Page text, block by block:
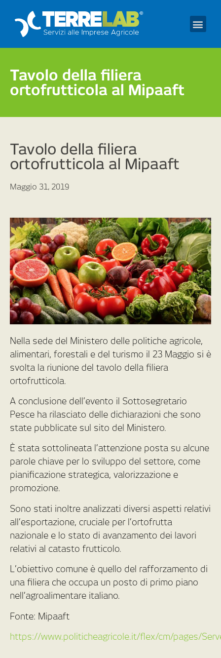
Tavolo della filiera
ortofrutticola al Mipaaft
Tavolo della filiera
ortofrutticola al Mipaaft
Maggio 31, 2019
Nella sede del Ministero delle politiche agricole,
alimentari, forestali e del turismo il 23 Maggio si è
svolta la riunione del tavolo della filiera
ortofrutticola.
A conclusione dell’evento il Sottosegretario
Pesce ha rilasciato delle dichiarazioni che sono
state pubblicate sul sito del Ministero.
È stata sottolineata l’attenzione posta su alcune
parole chiave per lo sviluppo del settore, come
pianificazione strategica, valorizzazione e
promozione.
Sono stati inoltre analizzati diversi aspetti relativi
all’esportazione, cruciale per l’ortofrutta
nazionale e lo stato di avanzamento dei lavori
relativi al catasto frutticolo.
L’obiettivo comune è quello del rafforzamento di
una filiera che occupa un posto di primo piano
nell’agroalimentare italiano.
Fonte: Mipaaft
https://www.politicheagricole.it/flex/cm/pages/